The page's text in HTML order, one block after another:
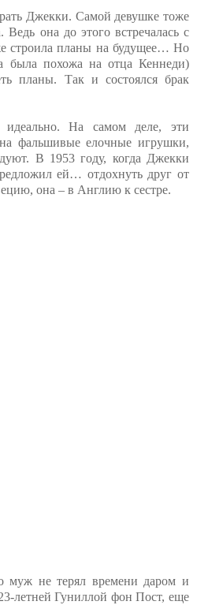
Джекки. Самой девушке тоже
Ведь она до этого встречалась с
строила планы на будущее… Но
была похожа на отца Кеннеди)
планы. Так и состоялся брак
На самом деле, эти
фальшивые елочные игрушки,
В 1953 году, когда Джекки
ей… отдохнуть друг от
она – в Англию к сестре.
муж не терял времени даром и
летней Гуниллой фон Пост, еще